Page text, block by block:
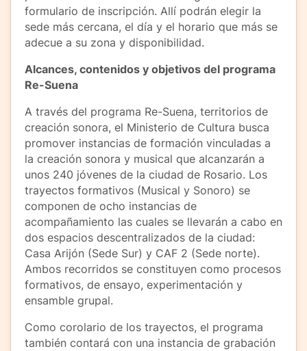
formulario de inscripción. Allí podrán elegir la
sede más cercana, el día y el horario que más se
adecue a su zona y disponibilidad.
Alcances, contenidos y objetivos del programa
Re-Suena
A través del programa Re-Suena, territorios de
creación sonora, el Ministerio de Cultura busca
promover instancias de formación vinculadas a
la creación sonora y musical que alcanzarán a
unos 240 jóvenes de la ciudad de Rosario. Los
trayectos formativos (Musical y Sonoro) se
componen de ocho instancias de
acompañamiento las cuales se llevarán a cabo en
dos espacios descentralizados de la ciudad:
Casa Arijón (Sede Sur) y CAF 2 (Sede norte).
Ambos recorridos se constituyen como procesos
formativos, de ensayo, experimentación y
ensamble grupal.
Como corolario de los trayectos, el programa
también contará con una instancia de grabación